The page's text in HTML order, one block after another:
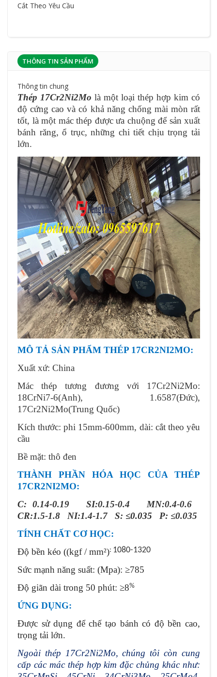
Cắt Theo Yêu Cầu
THÔNG TIN SẢN PHẨM
Thông tin chung
Thép 17Cr2Ni2Mo là một loại thép hợp kim có
độ cứng cao và có khả năng chống mài mòn rất
tốt, là một mác thép được ưa chuộng để sản xuất
bánh răng, ổ trục, những chi tiết chịu trọng tải
lớn.
MÔ TẢ SẢN PHẨM THÉP 17CR2NI2MO:
Xuất xứ: China
Mác thép tương đương với 17Cr2Ni2Mo:
18CrNi7-6(Anh), 1.6587(Đức),
17Cr2Ni2Mo(Trung Quốc)
Kích thước: phi 15mm-600mm, dài: cắt theo yêu
cầu
Bề mặt: thô đen
THÀNH PHẦN HÓA HỌC CỦA THÉP
17CR2NI2MO:
C: 0.14-0.19 SI:0.15-0.4 MN:0.4-0.6
CR:1.5-1.8 NI:1.4-1.7 S: ≤0.035 P: ≤0.035
TÍNH CHẤT CƠ HỌC:
Độ bền kéo ((kgf / mm²): 1080-1320
Sức mạnh năng suất: (Mpa): ≥785
Độ giãn dài trong 50 phút: ≥8%
ỨNG DỤNG:
Được sử dụng để chế tạo bánh có độ bền cao,
trọng tải lớn.
Ngoài thép 17Cr2Ni2Mo, chúng tôi còn cung
cấp các mác thép hợp kim đặc chủng khác như: